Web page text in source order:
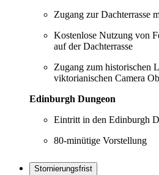
Zugang zur Dachterrasse
Kostenlose Nutzung von
auf der Dachterrasse
Zugang zum historischen
viktorianischen Camera
Edinburgh Dungeon
Eintritt in den Edinburgh
80-minütige Vorstellung
Stornierungsfrist